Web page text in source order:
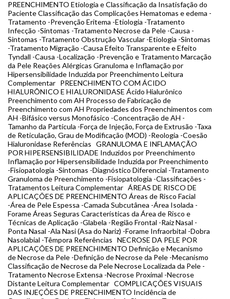
PREENCHIMENTO Etiologia e Classificação da Insatisfação do
Paciente Classificação das Complicações Hematomas e edema -
Tratamento -Prevenção Eritema -Etiologia -Tratamento
Infecção -Sintomas -Tratamento Necrose da Pele -Causa -
Sintomas -Tratamento Obstrução Vascular -Etiologia -Sintomas
-Tratamento Migração -Causa Efeito Transparente e Efeito
Tyndall -Causa -Localização -Prevenção e Tratamento Marcação
da Pele Reações Alérgicas Granuloma e Inflamação por
Hipersensibilidade Induzida por Preenchimento Leitura
Complementar PREENCHIMENTO COM ÁCIDO
HIALURÔNICO E HIALURONIDASE Ácido Hialurônico
Preenchimento com AH Processo de Fabricação de
Preenchimento com AH Propriedades dos Preenchimentos com
AH -Bifásico versus Monofásico -Concentração de AH -
Tamanho da Partícula -Força de Injeção, Força de Extrusão -Taxa
de Reticulação, Grau de Modificação (MOD) -Reologia -Coesão
Hialuronidase Referências GRANULOMA E INFLAMAÇÃO
POR HIPERSENSIBILIDADE Induzidos por Preenchimento
Inflamação por Hipersensibilidade Induzida por Preenchimento
-Fisiopatologia -Sintomas -Diagnóstico Diferencial -Tratamento
Granuloma de Preenchimento -Fisiopatologia -Classificações -
Tratamentos Leitura Complementar ÁREAS DE RISCO DE
APLICAÇÕES DE PREENCHIMENTO Áreas de Risco Facial
-Área de Pele Espessa -Camada Subcutânea -Área Isolada -
Forame Áreas Seguras Características da Área de Risco e
Técnicas de Aplicação -Glabela -Região Frontal -Raiz Nasal -
Ponta Nasal -Ala Nasi (Asa do Nariz) -Forame Infraorbital -Dobra
Nasolabial -Têmpora Referências NECROSE DA PELE POR
APLICAÇÕES DE PREENCHIMENTO Definição e Mecanismo
de Necrose da Pele -Definição de Necrose da Pele -Mecanismo
Classificação de Necrose da Pele Necrose Localizada da Pele -
Tratamento Necrose Extensa -Necrose Proximal -Necrose
Distante Leitura Complementar COMPLICAÇÕES VISUAIS
DAS INJEÇÕES DE PREENCHIMENTO Incidência de